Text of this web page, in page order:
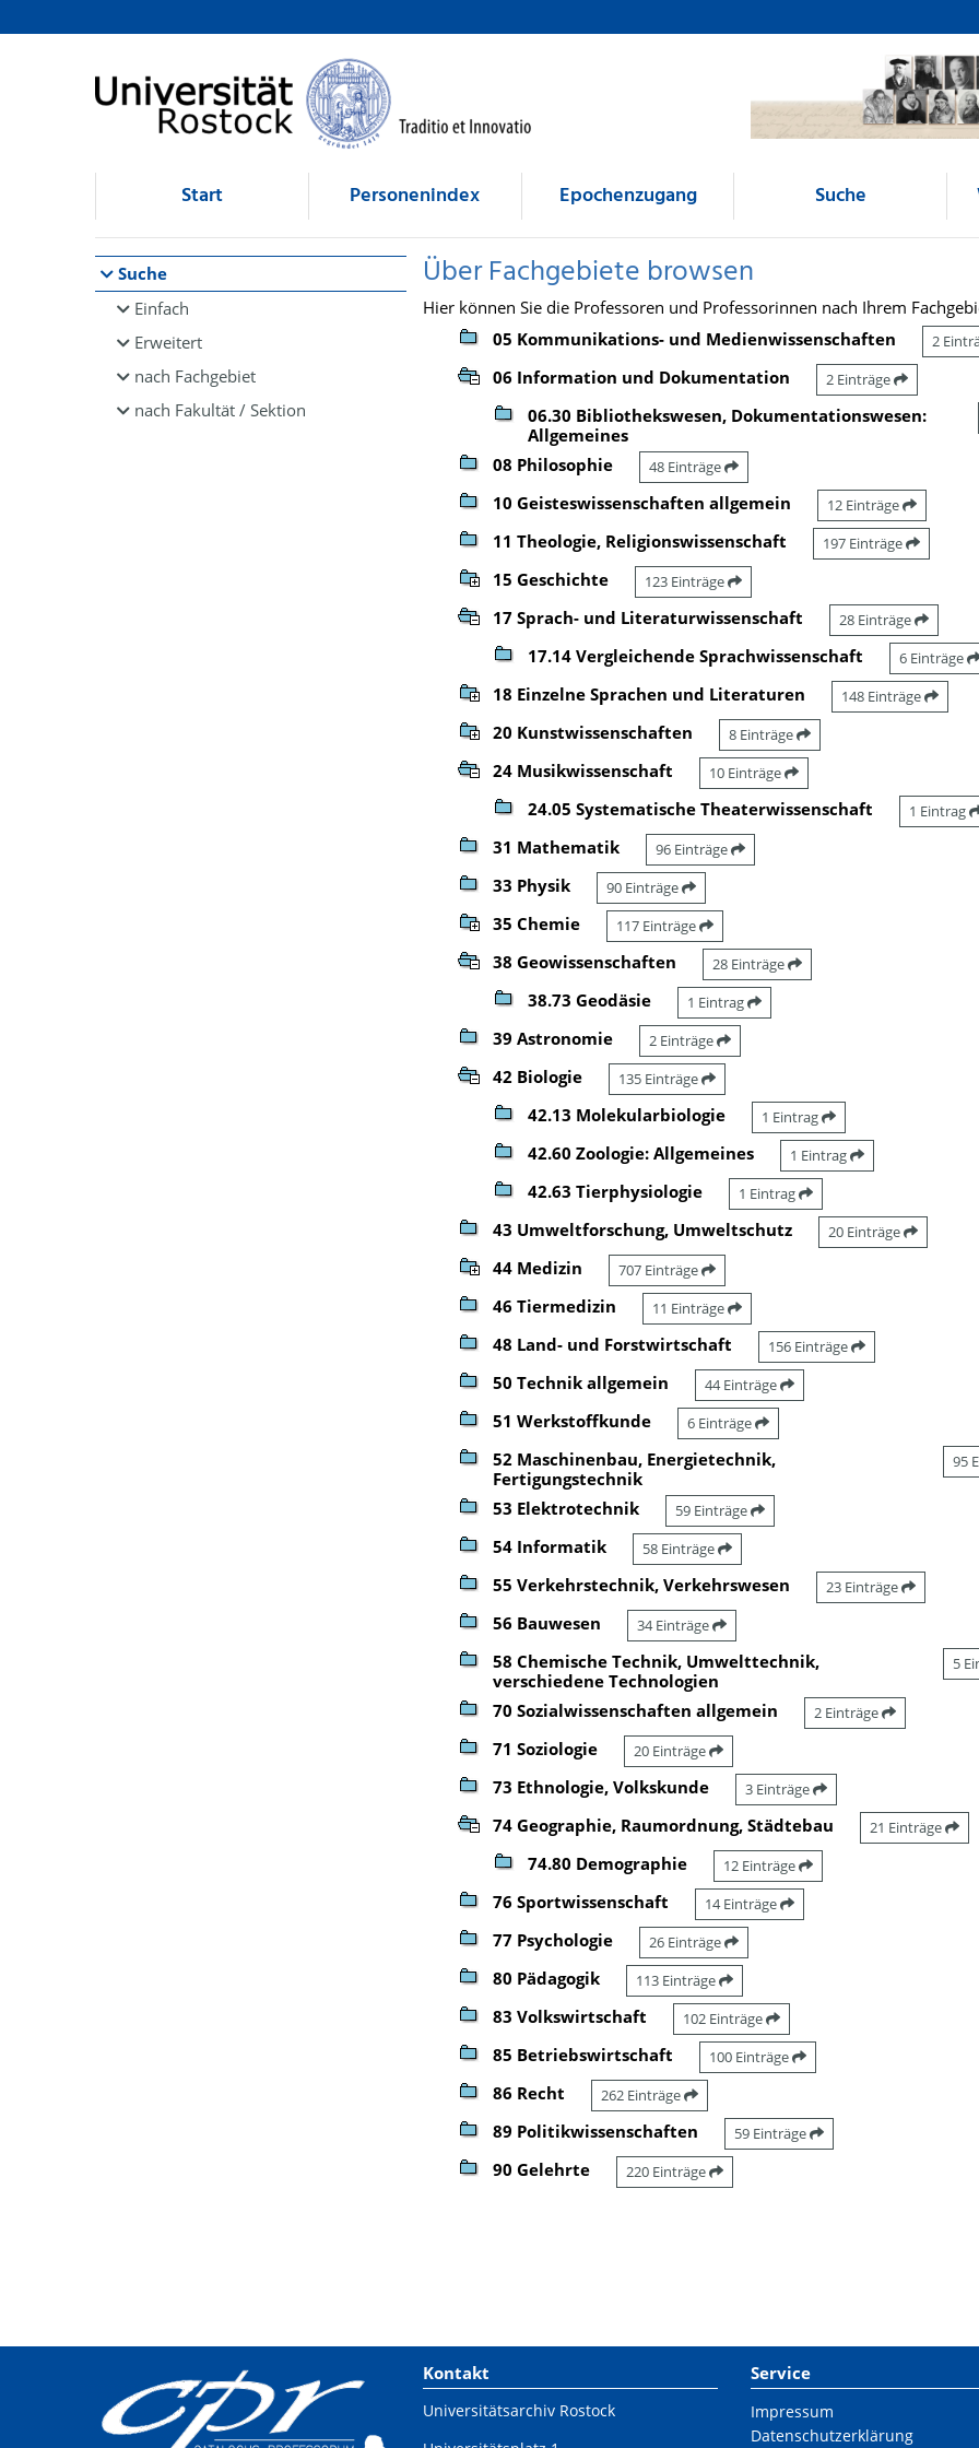
Browsen
direkt zum Inhalt
Start Personenindex Epochenzugang Suche
Suche
Einfach
Erweitert
nach Fachgebiet
nach Fakultät / Sektion
Über Fachgebiete browsen
Hier können Sie die Professoren und Professorinnen nach Ihrem
05 Kommunikations- und Medienwissenschaften
2
06 Information und Dokumentation 2 Einträge
06.30 Bibliothekswesen, Dokumentationswesen:
Allgemeines
08 Philosophie 48 Einträge
10 Geisteswissenschaften allgemein 12 Einträge
11 Theologie, Religionswissenschaft 197 Einträge
15 Geschichte 123 Einträge
17 Sprach- und Literaturwissenschaft 28 Einträge
17.14 Vergleichende Sprachwissenschaft 6 Einträge
18 Einzelne Sprachen und Literaturen 148 Einträge
20 Kunstwissenschaften 8 Einträge
24 Musikwissenschaft 10 Einträge
24.05 Systematische Theaterwissenschaft 1 Eintrag
31 Mathematik 96 Einträge
33 Physik 90 Einträge
35 Chemie 117 Einträge
38 Geowissenschaften 28 Einträge
38.73 Geodäsie 1 Eintrag
39 Astronomie 2 Einträge
42 Biologie 135 Einträge
42.13 Molekularbiologie 1 Eintrag
42.60 Zoologie: Allgemeines 1 Eintrag
42.63 Tierphysiologie 1 Eintrag
43 Umweltforschung, Umweltschutz 20 Einträge
44 Medizin 707 Einträge
46 Tiermedizin 11 Einträge
48 Land- und Forstwirtschaft 156 Einträge
50 Technik allgemein 44 Einträge
51 Werkstoffkunde 6 Einträge
52 Maschinenbau, Energietechnik,
Fertigungstechnik
95
53 Elektrotechnik 59 Einträge
54 Informatik 58 Einträge
55 Verkehrstechnik, Verkehrswesen 23 Einträge
56 Bauwesen 34 Einträge
58 Chemische Technik, Umwelttechnik,
verschiedene Technologien
5
70 Sozialwissenschaften allgemein 2 Einträge
71 Soziologie 20 Einträge
73 Ethnologie, Volkskunde 3 Einträge
74 Geographie, Raumordnung, Städtebau 21 Einträge
74.80 Demographie 12 Einträge
76 Sportwissenschaft 14 Einträge
77 Psychologie 26 Einträge
80 Pädagogik 113 Einträge
83 Volkswirtschaft 102 Einträge
85 Betriebswirtschaft 100 Einträge
86 Recht 262 Einträge
89 Politikwissenschaften 59 Einträge
90 Gelehrte 220 Einträge
Kontakt
Universitätsarchiv Rostock
Service
Impressum
Datenschutzerklärung